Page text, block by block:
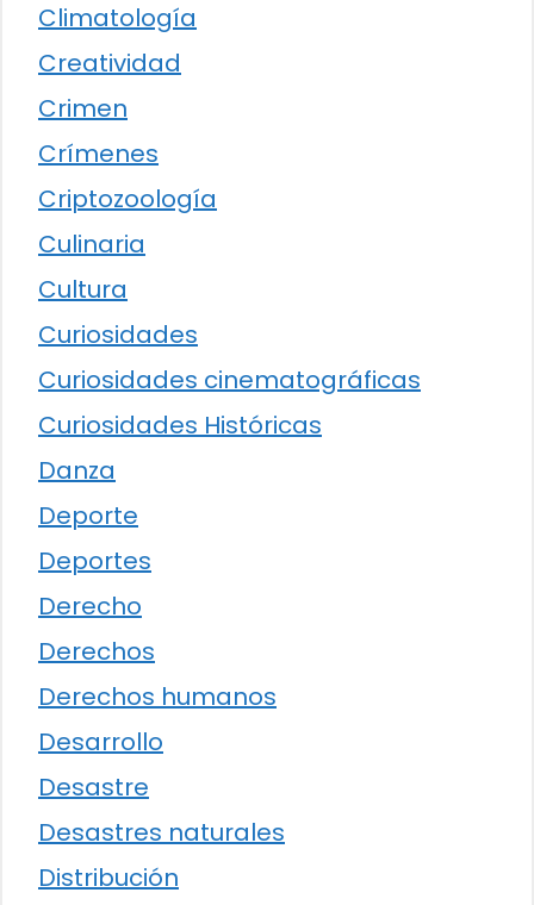
Climatología
Creatividad
Crimen
Crímenes
Criptozoología
Culinaria
Cultura
Curiosidades
Curiosidades cinematográficas
Curiosidades Históricas
Danza
Deporte
Deportes
Derecho
Derechos
Derechos humanos
Desarrollo
Desastre
Desastres naturales
Distribución